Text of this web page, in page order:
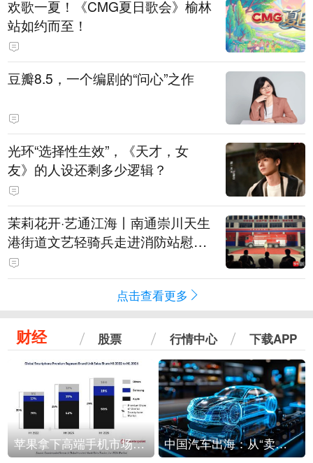
欢歌一夏！《CMG夏日歌会》榆林
站如约而至！
豆瓣8.5，一个编剧的“问心”之作
光环“选择性生效”，《天才，女
友》的人设还剩多少逻辑？
茉莉花开·艺通江海丨南通崇川天生
港街道文艺轻骑兵走进消防站慰问
火焰蓝
点击查看更多
财经 股票 行情中心 下载APP
苹果拿下高端手机市场65%的份额：iPhone 17系列功不可没 中国汽车出海：从“卖出去”到“走进去”